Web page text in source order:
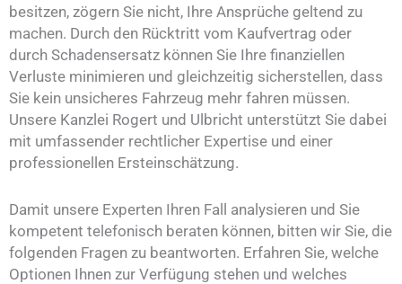
besitzen, zögern Sie nicht, Ihre Ansprüche geltend zu
machen. Durch den Rücktritt vom Kaufvertrag oder
durch Schadensersatz können Sie Ihre finanziellen
Verluste minimieren und gleichzeitig sicherstellen, dass
Sie kein unsicheres Fahrzeug mehr fahren müssen.
Unsere Kanzlei Rogert und Ulbricht unterstützt Sie dabei
mit umfassender rechtlicher Expertise und einer
professionellen Ersteinschätzung.
Damit unsere Experten Ihren Fall analysieren und Sie
kompetent telefonisch beraten können, bitten wir Sie, die
folgenden Fragen zu beantworten. Erfahren Sie, welche
Optionen Ihnen zur Verfügung stehen und welches